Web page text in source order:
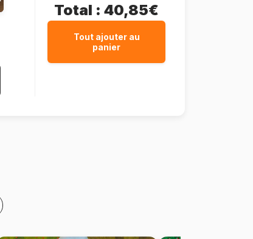
Total : 40,85€
Tout ajouter au
panier